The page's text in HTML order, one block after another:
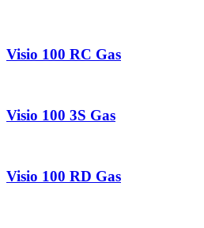
Visio 100 RC Gas
Visio 100 3S Gas
Visio 100 RD Gas